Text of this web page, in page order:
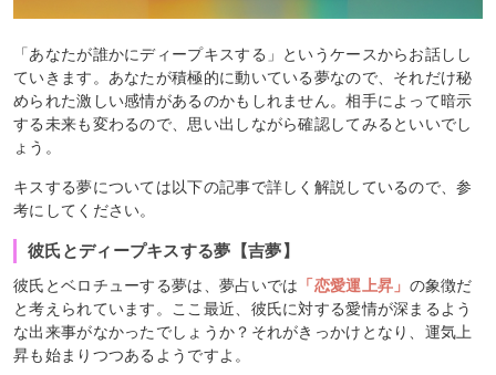
「あなたが誰かにディープキスする」というケースからお話しし
ていきます。あなたが積極的に動いている夢なので、それだけ秘
められた激しい感情があるのかもしれません。相手によって暗示
する未来も変わるので、思い出しながら確認してみるといいでし
ょう。
キスする夢については以下の記事で詳しく解説しているので、参
考にしてください。
彼氏とディープキスする夢【吉夢】
彼氏とベロチューする夢は、夢占いでは 「恋愛運上昇」 の象徴だ
と考えられています。ここ最近、彼氏に対する愛情が深まるよう
な出来事がなかったでしょうか？それがきっかけとなり、運気上
昇も始まりつつあるようですよ。